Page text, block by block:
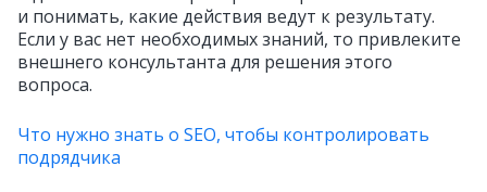
и понимать, какие действия ведут к результату.
Если у вас нет необходимых знаний, то привлеките
внешнего консультанта для решения этого
вопроса.
Что нужно знать о SEO, чтобы контролировать
подрядчика